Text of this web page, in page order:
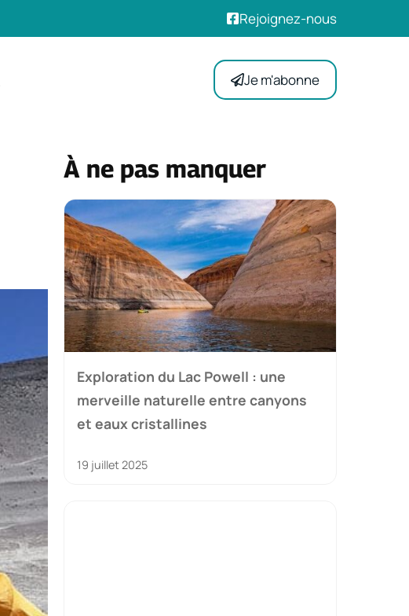
Rejoignez-nous
Je m'abonne
À ne pas manquer
Exploration du Lac Powell : une
merveille naturelle entre canyons
et eaux cristallines
19 juillet 2025